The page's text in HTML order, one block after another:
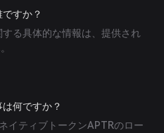
as a Service（MaaS）などの
な取引ツールを提供します。
すか？
る具体的な情報は、提供され
何ですか？
ティブトークンAPTRのロー